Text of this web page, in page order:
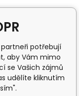
partneři potřebují
aby Vám mimo
se Vašich zájmů
udělíte kliknutím